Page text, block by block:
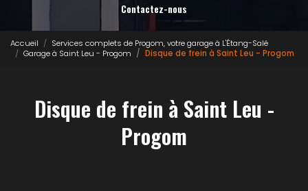
Contactez-nous
Accueil
Services complets de Progom, votre garage à L'Étang-Salé
Garage à Saint Leu - Progom
Disque de frein à Saint Leu - Progom
Disque de frein à Saint Leu -
Progom